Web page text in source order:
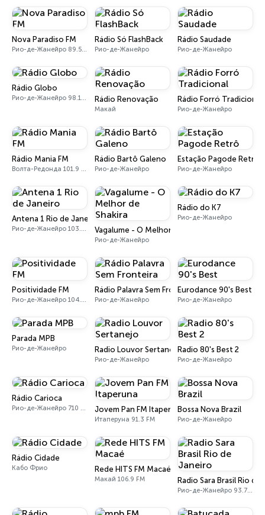
Nova Paradiso FM
Рио-де-Жанейро 89.5 FM
Rádio Só FlashBack
Рио-де-Жанейро
Rádio Saudade
Рио-де-Жанейро
Rádio Globo
Рио-де-Жанейро 98.1 FM Rádio Renovação
Макай
Rádio Forró Tradicional
Рио-де-Жанейро
Rádio Mania FM
Волта-Редонда 101.9 FM
Rádio Bartô Galeno
Рио-де-Жанейро
Estação Pagode Retrô
Рио-де-Жанейро
Antena 1 Rio de Janeiro
Рио-де-Жанейро 103.7 FM Vagalume - O Melhor de Shakira
Рио-де-Жанейро
Rádio do K7
Рио-де-Жанейро
Positividade FM
Рио-де-Жанейро 104.5 FM
Rádio Palavra Sem Fronteira
Рио-де-Жанейро
Eurodance 90's Best
Рио-де-Жанейро
Parada MPB
Рио-де-Жанейро Radio Louvor Sertanejo
Рио-де-Жанейро
Radio 80's Best 2
Рио-де-Жанейро
Rádio Carioca
Рио-де-Жанейро 710 AM Jovem Pan FM Itaperuna
Итаперуна 91.3 FM
Bossa Nova Brazil
Рио-де-Жанейро
Rádio Cidade
Кабо Фрио Rede HITS FM Macaé
Макай 106.9 FM Radio Sara Brasil Rio de
Рио-де-Жанейро 93.7 FM